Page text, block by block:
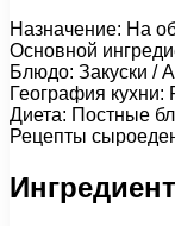
Назначение: На
Основной
Блюдо: Закуски /
География кухни:
Диета: Постные
Рецепты